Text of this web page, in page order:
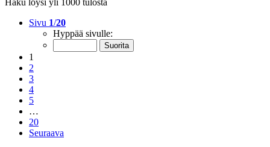
Haku löysi yli 1000 tulosta
Sivu 1/20
Hyppää sivulle:
1
2
3
4
5
…
20
Seuraava